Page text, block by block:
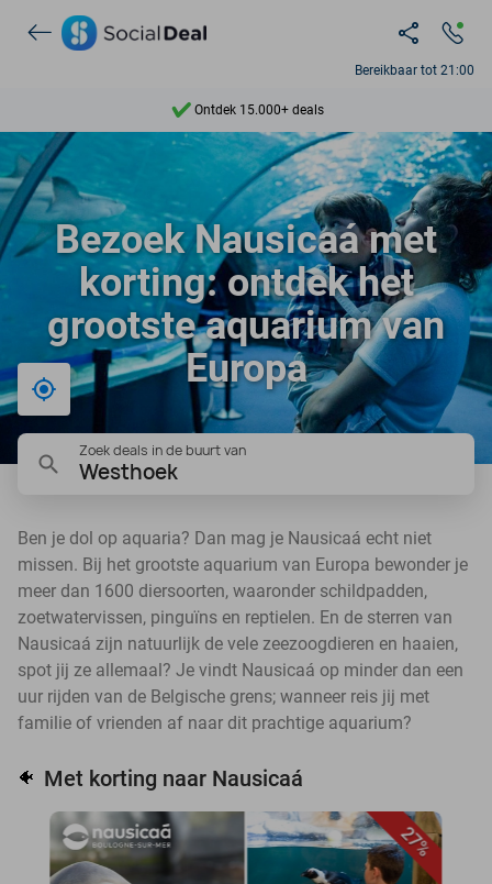
Bereikbaar tot 21:00
Ontdek 15.000+ deals
7 dagen per week beschikbaar
10+ miljoen leden
9,4
Ontdek 15.000+ deals
Bezoek Nausicaá met
korting: ontdek het
grootste aquarium van
Europa
Bij mij in de buurt
Zoek deals in de buurt van
Westhoek
Ben je dol op aquaria? Dan mag je Nausicaá echt niet
missen. Bij het grootste aquarium van Europa bewonder je
meer dan 1600 diersoorten, waaronder schildpadden,
zoetwatervissen, pinguïns en reptielen. En de sterren van
Nausicaá zijn natuurlijk de vele zeezoogdieren en haaien,
spot jij ze allemaal? Je vindt Nausicaá op minder dan een
uur rijden van de Belgische grens; wanneer reis jij met
familie of vrienden af naar dit prachtige aquarium?
🐠 Met korting naar Nausicaá
27%